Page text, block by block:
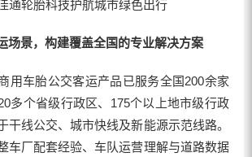
轮胎科技护航城市绿色出行
场景，构建覆盖全国的专业解决方案
车胎公交客运产品已服务全国200余家
多个省级行政区、175个以上地市级行政
干线公交、城市快线及新能源示范线路。
车厂配套经验、车队运营理解与道路数据